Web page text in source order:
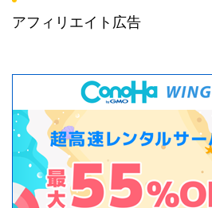
アフィリエイト広告